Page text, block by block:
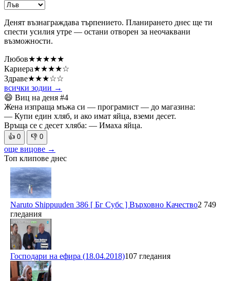
Денят възнаграждава търпението. Планирането днес ще ти
спести усилия утре — остани отворен за неочаквани
възможности.
Любов★★★★★
Кариера★★★★☆
Здраве★★★☆☆
всички зодии →
😄 Виц на деня #4
Жена изпраща мъжа си — програмист — до магазина:
— Купи един хляб, и ако имат яйца, вземи десет.
Връща се с десет хляба: — Имаха яйца.
👍 0 👎 0
още вицове →
Топ клипове днес
Naruto Shippuuden 386 [ Бг Субс ] Върховно Качество2 749
гледания
Господари на ефира (18.04.2018)107 гледания